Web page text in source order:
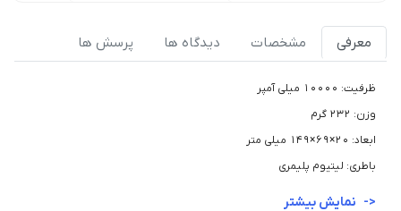
معرفی مشخصات دیدگاه ها پرسش ها
ظرفیت: 10000 میلی آمپر
وزن: 232 گرم
ابعاد: 20×69×149 میلی متر
باطری: لیتیوم پلیمری